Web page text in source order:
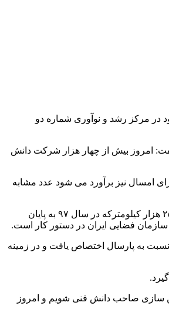
فشرده (بوت کمپ) تحت عنوان «کرومیت» (مجموعه رویدادهای ایده‌گرد، بوت‌کمپ، معدن و اکتشاف) به فعالیت ۱۸ روزه خود در مرکز رشد و نوآوری شماره دو
گفت: امروز بیش از چهار هزار شرکت دانش
بخش معدن و صنایع معدنی بود که برای امسال نیز برآورد می شود عدد مشابه
به گفته رئیس هیات عامل ایمیدرو امسال حداقل ۳.۵ میلیارد دلار طرح های قابل افتتاح این بخش در دست اقدام است و علاوه بر اجرای برنامه اکتشاف در گستره ۲۵۰ هزار کیلومترکه در سال ۹۷ به پایان
مسایل آموزشی و پژوهشی است، بگونه ای که در دوره ۶ ماهه امسال در بخش آموزش رشد ۵۰ درصدی بودجه نسبت به پارسال اختصاص یافت و در زمینه
سازی صاحب دانش فنی شویم و امروز